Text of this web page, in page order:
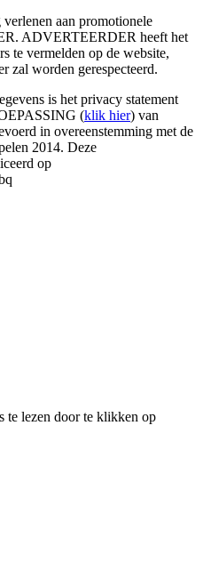
aan promotionele
ADVERTEERDER heeft het
te vermelden op de website,
zal worden gerespecteerd.
is het privacy statement
(klik hier) van
in overeenstemming met de
2014. Deze
op
te lezen door te klikken op